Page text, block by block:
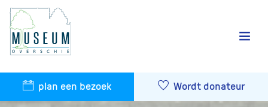
plan een bezoek Wordt donateur